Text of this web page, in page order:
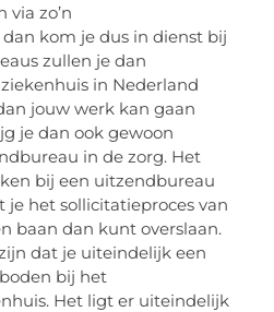
via zo’n
kom je dus in dienst bij
zullen je dan
in Nederland
jouw werk kan gaan
je dan ook gewoon
in de zorg. Het
bij een uitzendbureau
je het sollicitatieproces van
baan dan kunt overslaan.
dat je uiteindelijk een
bij het
Het ligt er uiteindelijk